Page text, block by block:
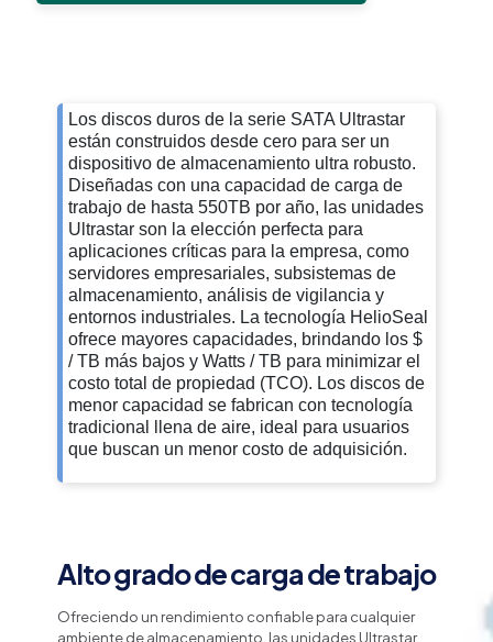
NVRs
Performace
cantidad
Los discos duros de la serie SATA Ultrastar
están construidos desde cero para ser un
dispositivo de almacenamiento ultra robusto.
Diseñadas con una capacidad de carga de
trabajo de hasta 550TB por año, las unidades
Ultrastar son la elección perfecta para
aplicaciones críticas para la empresa, como
servidores empresariales, subsistemas de
almacenamiento, análisis de vigilancia y
entornos industriales. La tecnología HelioSeal
ofrece mayores capacidades, brindando los $
/ TB más bajos y Watts / TB para minimizar el
costo total de propiedad (TCO). Los discos de
menor capacidad se fabrican con tecnología
tradicional llena de aire, ideal para usuarios
que buscan un menor costo de adquisición.
Alto grado de carga de trabajo
Ofreciendo un rendimiento confiable para cualquier
ambiente de almacenamiento, las unidades Ultrastar